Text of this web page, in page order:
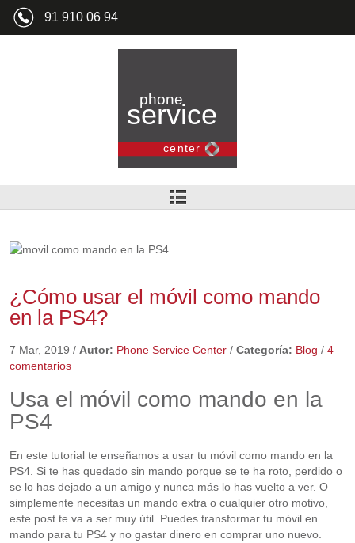
91 910 06 94
¿Cómo usar el móvil como mando
en la PS4?
7 Mar, 2019 / Autor: Phone Service Center/ Categoría: Blog / 4
comentarios
Usa el móvil como mando en la
PS4
En este tutorial te enseñamos a usar tu móvil como mando en la
PS4. Si te has quedado sin mando porque se te ha roto, perdido o
se lo has dejado a un amigo y nunca más lo has vuelto a ver. O
simplemente necesitas un mando extra o cualquier otro motivo,
este post te va a ser muy útil. Puedes transformar tu móvil en
mando para tu PS4 y no gastar dinero en comprar uno nuevo.